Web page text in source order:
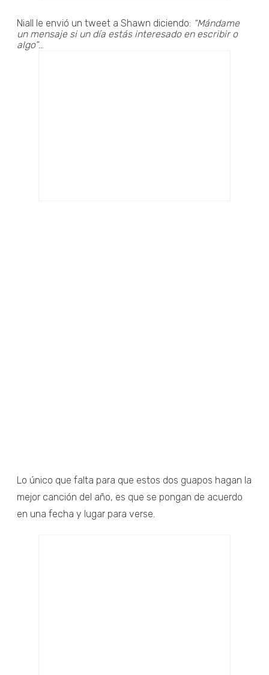
Niall le envió un tweet a Shawn diciendo: “Mándame
un mensaje si un día estás interesado en escribir o
algo”...
Lo único que falta para que estos dos guapos hagan la
mejor canción del año, es que se pongan de acuerdo
en una fecha y lugar para verse.